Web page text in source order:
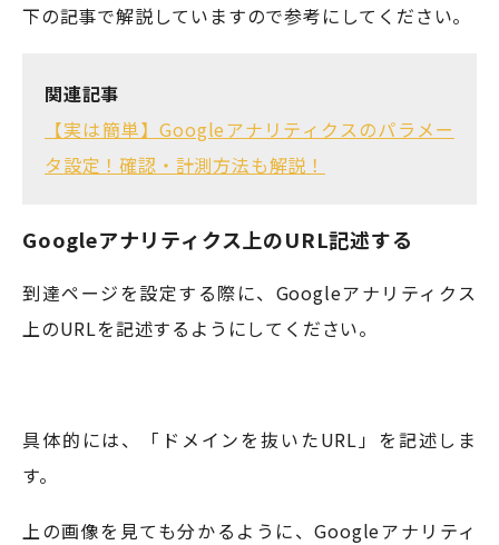
下の記事で解説していますので参考にしてください。
関連記事
【実は簡単】Googleアナリティクスのパラメー
タ設定！確認・計測方法も解説！
Googleアナリティクス上のURL記述する
到達ページを設定する際に、Googleアナリティクス
上のURLを記述するようにしてください。
具体的には、「ドメインを抜いたURL」を記述しま
す。
上の画像を見ても分かるように、Googleアナリティ